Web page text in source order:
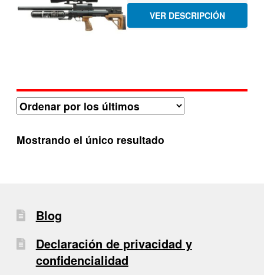
VER DESCRIPCIÓN
Mostrando el único resultado
Blog
Declaración de privacidad y
confidencialidad